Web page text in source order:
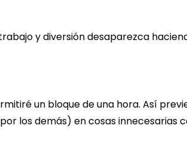
y diversión desaparezca
un bloque de una hora. Así
los demás) en cosas